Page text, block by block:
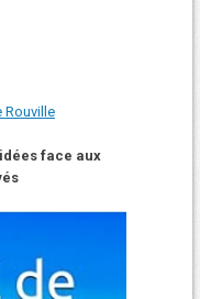
Rouville
face aux